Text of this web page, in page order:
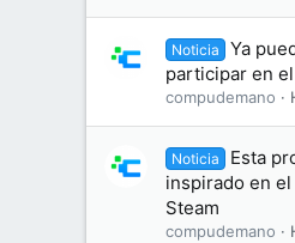
Noticia
Ya
participar en
compudemano
Noticia
Esta
inspirado en
Steam
compudemano